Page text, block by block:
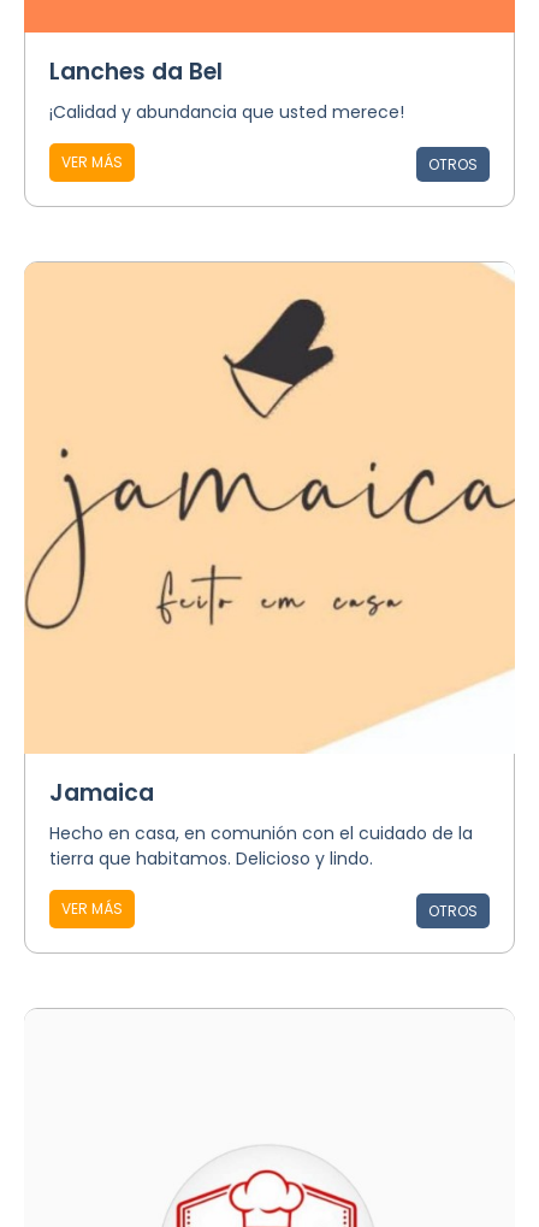
Lanches da Bel
¡Calidad y abundancia que usted merece!
VER MÁS OTROS
Jamaica
Hecho en casa, en comunión con el cuidado de la
tierra que habitamos. Delicioso y lindo.
VER MÁS OTROS